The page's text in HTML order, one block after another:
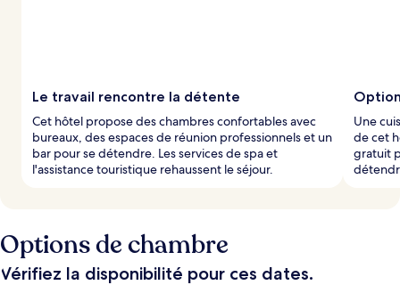
Le travail rencontre la détente
Cet hôtel propose des chambres confortables avec
bureaux, des espaces de réunion professionnels et un
bar pour se détendre. Les services de spa et
l'assistance touristique rehaussent le séjour.
Une
de cet
gratuit
Options de chambre
Vérifiez la disponibilité pour ces dates.